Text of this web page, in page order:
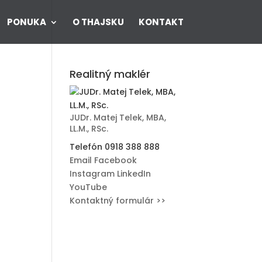
PONUKA O THAJSKU KONTAKT
Realitný maklér
JUDr. Matej Telek, MBA,
LL.M., RSc.
Telefón 0918 388 888
Email Facebook
Instagram LinkedIn
YouTube
Kontaktný formulár >>